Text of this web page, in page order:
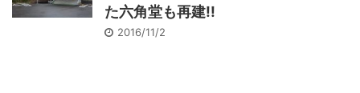
た六角堂も再建!!
2016/11/2